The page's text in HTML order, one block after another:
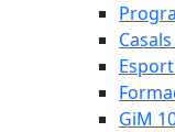
GiM